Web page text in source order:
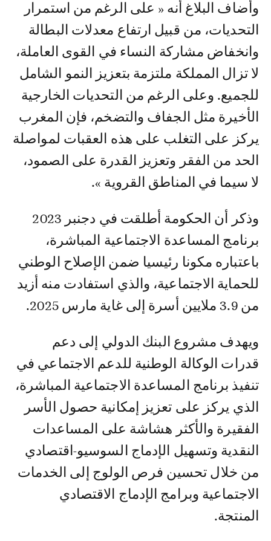
وأضاف البلاغ أنه « على الرغم من استمرار
التحديات، من قبيل ارتفاع معدلات البطالة
وانخفاض مشاركة النساء في القوى العاملة،
لا تزال المملكة ملتزمة بتعزيز النمو الشامل
للجميع. وعلى الرغم من التحديات الخارجية
الأخيرة مثل الجفاف والتضخم، فإن المغرب
يركز على التغلب على هذه العقبات لمواصلة
الحد من الفقر وتعزيز القدرة على الصمود،
لا سيما في المناطق القروية ».
وذكر أن الحكومة أطلقت في دجنبر 2023
برنامج المساعدة الاجتماعية المباشرة،
باعتباره مكونا رئيسيا ضمن الإصلاح الوطني
للحماية الاجتماعية، والذي استفادت منه أزيد
من 3.9 ملايين أسرة إلى غاية مارس 2025.
ويهدف مشروع البنك الدولي إلى دعم
قدرات الوكالة الوطنية للدعم الاجتماعي في
تنفيذ برنامج المساعدة الاجتماعية المباشرة،
الذي يركز على تعزيز إمكانية حصول الأسر
الفقيرة والأكثر هشاشة على المساعدات
النقدية وتسهيل الإدماج السوسيو-اقتصادي
من خلال تحسين فرص الولوج إلى الخدمات
الاجتماعية وبرامج الإدماج الاقتصادي
المنتجة.